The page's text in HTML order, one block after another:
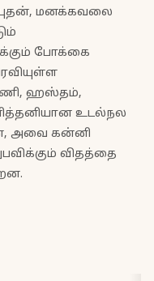
புதன், மனக்கவலை
போக்கை
ஹஸ்தம்,
உடல்நல
அவை கன்னி
விதத்தை